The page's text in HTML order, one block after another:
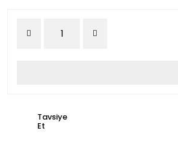
Tavsiye
Et